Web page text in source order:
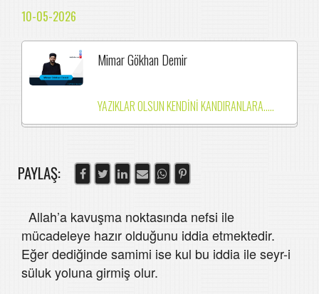
10-05-2026
Mimar Gökhan Demir
YAZIKLAR OLSUN KENDİNİ KANDIRANLARA.....
PAYLAŞ:
Allah’a kavuşma noktasında nefsi ile
mücadeleye hazır olduğunu iddia etmektedir.
Eğer dediğinde samimi ise kul bu iddia ile seyr-i
süluk yoluna girmiş olur.